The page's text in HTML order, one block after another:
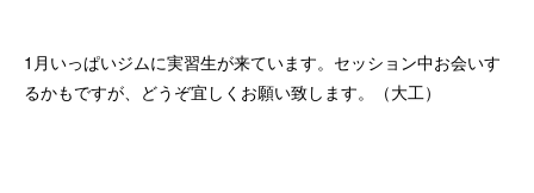
1月いっぱいジムに実習生が来ています。セッション中お会いす
るかもですが、どうぞ宜しくお願い致します。（大工）